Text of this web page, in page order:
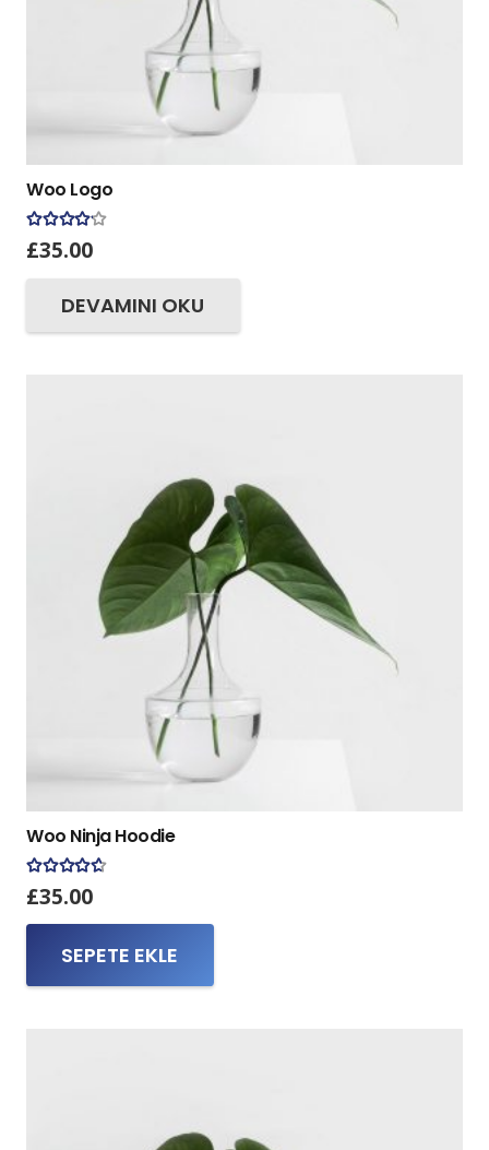
Woo Logo
5 üzerinden
£35.00
DEVAMINI OKU
Woo Ninja Hoodie
5 üzerinden
£35.00
SEPETE EKLE